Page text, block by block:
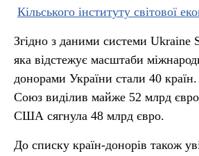
Кільського інституту світової
Згідно з даними системи Ukraine
яка відстежує масштаби
донорами України стали 40
Союз виділив майже 52 млрд
США сягнула 48 млрд євро.
До списку країн-донорів також